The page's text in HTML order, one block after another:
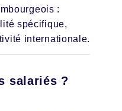
:
spécifique,
internationale.
salariés ?